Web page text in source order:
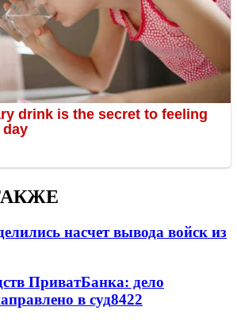
насчет вывода войск из
ПриватБанка: дело
в суд8422